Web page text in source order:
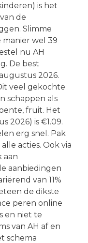
is het
de
Slimme
manier wel 39
nu AH
De best
2026.
veel gekochte
schappen als
fruit. Het
2026) is €1.09.
erg snel. Pak
acties. Ook via
aan
aanbiedingen
van 11%
de dikste
peren online
en niet te
van AH af en
schema